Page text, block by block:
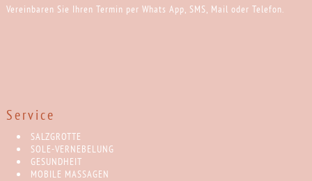
Vereinbaren Sie Ihren Termin per Whats App, SMS, Mail oder Telefon.
Service
SALZGROTTE
SOLE-VERNEBELUNG
GESUNDHEIT
MOBILE MASSAGEN